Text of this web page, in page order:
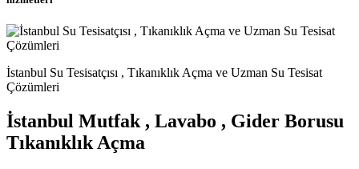
İstanbul Su Tesisatçısı , Tıkanıklık Açma ve Uzman Su Tesisat
Çözümleri
İstanbul Mutfak , Lavabo , Gider Borusu
Tıkanıklık Açma